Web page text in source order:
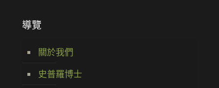
導覽
關於我們
史普羅博士